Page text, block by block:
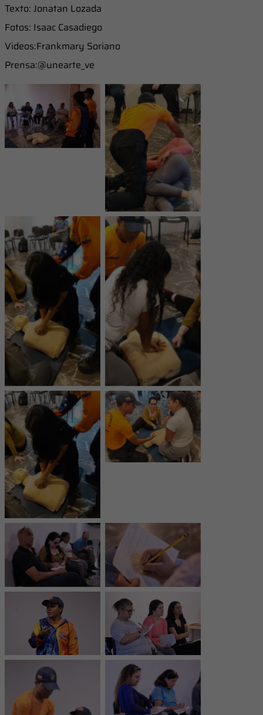
Texto: Jonatan Lozada
Fotos: Isaac Casadiego
Videos:Frankmary Soriano
Prensa:@unearte_ve